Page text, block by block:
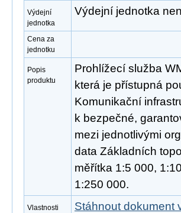
Výdejní
jednotka
Výdejní jednotka
Cena za
jednotku
Popis
produktu
Prohlížecí služba
která je přístupná
Komunikační
k bezpečné,
mezi jednotlivými
data Základních
měřítka 1:5 000,
1:250 000.
Vlastnosti
Stáhnout dokument